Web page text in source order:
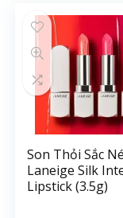
Son Thỏi Sắc
Laneige Silk
Lipstick (3.5g)